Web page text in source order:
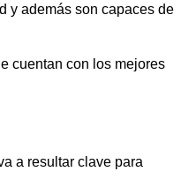
y además son capaces de
cuentan con los mejores
a resultar clave para